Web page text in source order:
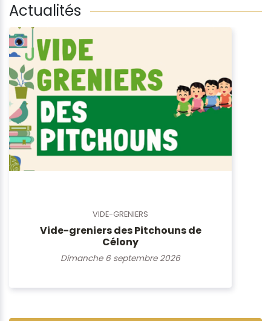
Actualités
VIDE-GRENIERS
Vide-greniers des Pitchouns de
Célony
Dimanche 6 septembre 2026